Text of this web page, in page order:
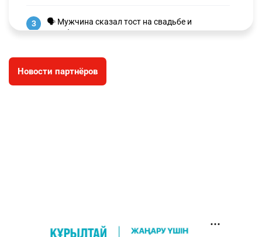
3
🗣 Мужчина сказал тост на свадьбе и
заработал уголовное дело
🐏 Скота больше, а мясо дороже. Почему в
Казахстане продолжают расти цены на
Новости партнёров